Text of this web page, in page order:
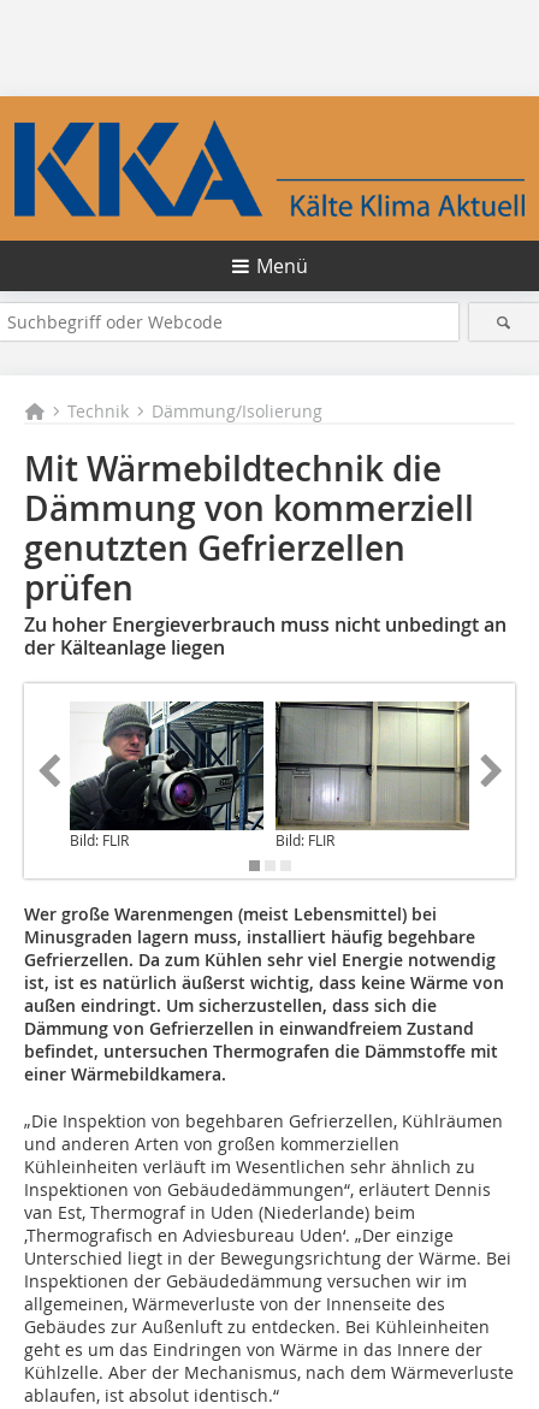
Menü
Technik Dämmung/Isolierung
Mit Wärmebildtechnik die
Dämmung von kommerziell
genutzten Gefrierzellen
prüfen
Zu hoher Energieverbrauch muss nicht unbedingt an
der Kälteanlage liegen
Bild: FLIR Bild: FLIR
Wer große Warenmengen (meist Lebensmittel) bei
Minusgraden lagern muss, installiert häufig begehbare
Gefrierzellen. Da zum Kühlen sehr viel Energie notwendig
ist, ist es natürlich äußerst wichtig, dass keine Wärme von
außen eindringt. Um sicherzustellen, dass sich die
Dämmung von Gefrierzellen in einwandfreiem Zustand
befindet, untersuchen Thermografen die Dämmstoffe mit
einer Wärmebildkamera.
„Die Inspektion von begehbaren Gefrierzellen, Kühlräumen
und anderen Arten von großen kommerziellen
Kühleinheiten verläuft im Wesentlichen sehr ähnlich zu
Inspektionen von Gebäudedämmungen“, erläutert Dennis
van Est, Thermograf in Uden (Niederlande) beim
‚Thermografisch en Adviesbureau Uden‘. „Der einzige
Unterschied liegt in der Bewegungsrichtung der Wärme. Bei
Inspektionen der Gebäudedämmung versuchen wir im
allgemeinen, Wärmeverluste von der Innenseite des
Gebäudes zur Außenluft zu entdecken. Bei Kühleinheiten
geht es um das Eindringen von Wärme in das Innere der
Kühlzelle. Aber der Mechanismus, nach dem Wärmeverluste
ablaufen, ist absolut identisch.“